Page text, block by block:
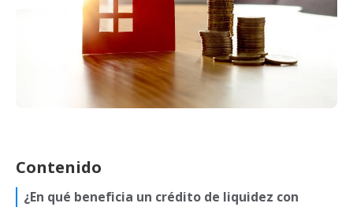
Contenido
¿En qué beneficia un crédito de liquidez con